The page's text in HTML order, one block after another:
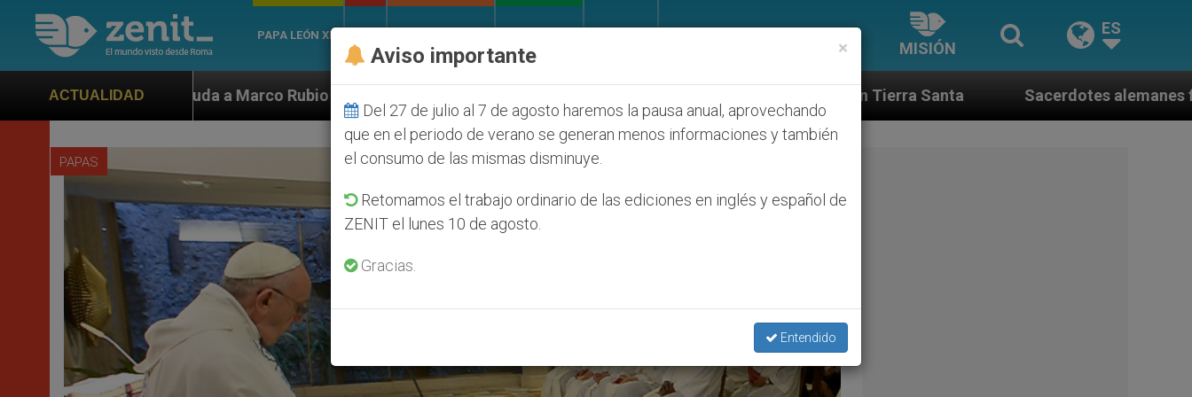
PAPA LEÓN XIV
MISIÓN
ES
ACTUALIDAD
Marco Rubio ante persecución de colonos judíos que afecta a cristianos (y no sólo) en Tierra Santa Sacerdotes alemanes fieles al Papa contestan a
PAPAS
×
Aviso importante
Del 27 de julio al 7 de agosto haremos la pausa anual, aprovechando
que en el periodo de verano se generan menos informaciones y también
el consumo de las mismas disminuye.
Retomamos el trabajo ordinario de las ediciones en inglés y español de
ZENIT el lunes 10 de agosto.
Gracias.
Entendido